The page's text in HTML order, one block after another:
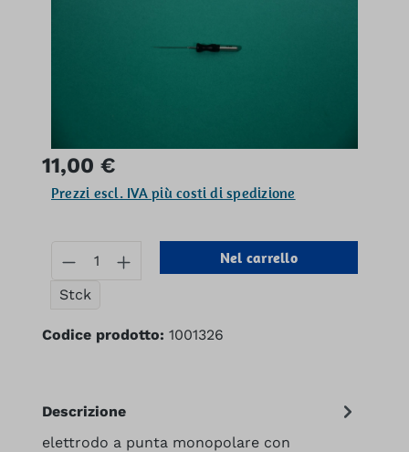
Prezzo normale:
11,00 €
Prezzi escl. IVA più costi di spedizione
Quantità del prodotto: inserisci la
Stck
Nel carrello
Codice prodotto: 1001326
Descrizione
elettrodo a punta monopolare con